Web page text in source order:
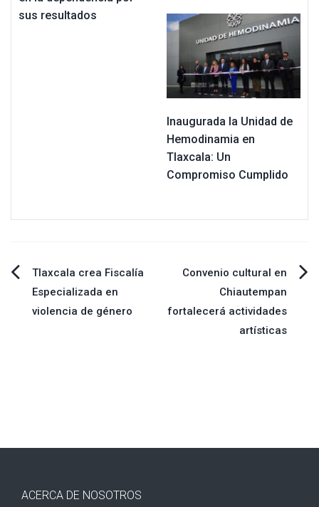
sus resultados
Inaugurada la Unidad de
Hemodinamia en
Tlaxcala: Un
Compromiso Cumplido
Navegación
de
Tlaxcala crea Fiscalía
Especializada en
violencia de género
Convenio cultural en
Chiautempan
fortalecerá actividades
artísticas
ACERCA DE NOSOTROS